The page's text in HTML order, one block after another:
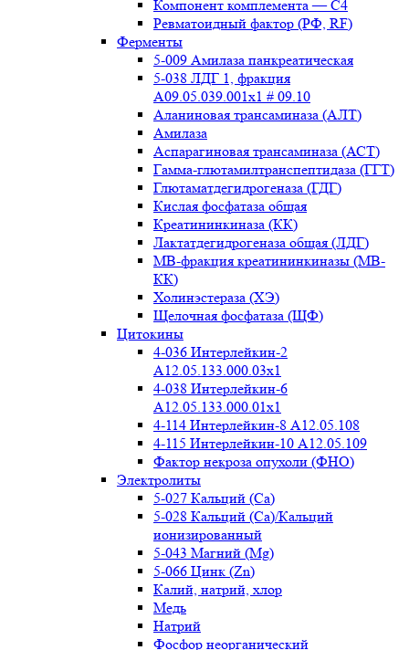
Компонент комплемента — С4
Ревматоидный фактор (РФ, RF)
Ферменты
5-009 Амилаза панкреатическая
5-038 ЛДГ 1, фракция
A09.05.039.001x1 # 09.10
Аланиновая трансаминаза (АЛТ)
Амилаза
Аспарагиновая трансаминаза (АСТ)
Гамма-глютамилтранспептидаза (ГГТ)
Глютаматдегидрогеназа (ГДГ)
Кислая фосфатаза общая
Креатининкиназа (КК)
Лактатдегидрогеназа общая (ЛДГ)
МВ-фракция креатининкиназы (МВ-
КК)
Холинэстераза (ХЭ)
Щелочная фосфатаза (ЩФ)
Цитокины
4-036 Интерлейкин-2
A12.05.133.000.03x1
4-038 Интерлейкин-6
A12.05.133.000.01x1
4-114 Интерлейкин-8 A12.05.108
4-115 Интерлейкин-10 A12.05.109
Фактор некроза опухоли (ФНО)
Электролиты
5-027 Кальций (Ca)
5-028 Кальций (Ca)/Кальций
ионизированный
5-043 Магний (Mg)
5-066 Цинк (Zn)
Калий, натрий, хлор
Медь
Натрий
Фосфор неорганический